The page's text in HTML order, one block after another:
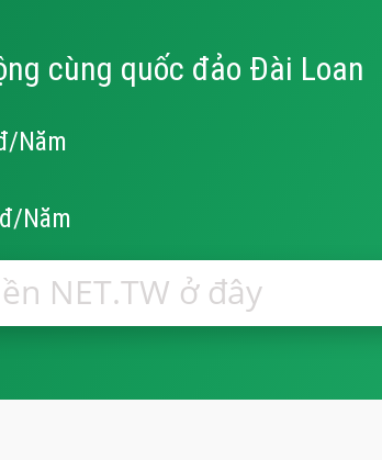
cùng quốc đảo Đài Loan
Năm
đ/Năm